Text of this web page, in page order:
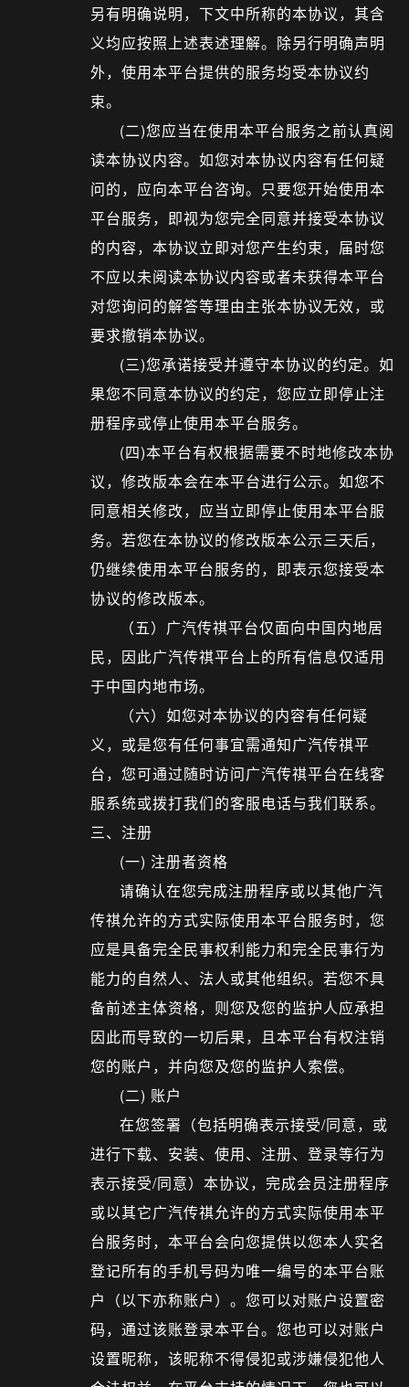
另有明确说明，下文中所称的本协议，其含
义均应按照上述表述理解。除另行明确声明
外，使用本平台提供的服务均受本协议约
束。
(二)您应当在使用本平台服务之前认真阅
读本协议内容。如您对本协议内容有任何疑
问的，应向本平台咨询。只要您开始使用本
平台服务，即视为您完全同意并接受本协议
的内容，本协议立即对您产生约束，届时您
不应以未阅读本协议内容或者未获得本平台
对您询问的解答等理由主张本协议无效，或
要求撤销本协议。
(三)您承诺接受并遵守本协议的约定。如
果您不同意本协议的约定，您应立即停止注
册程序或停止使用本平台服务。
(四)本平台有权根据需要不时地修改本协
议，修改版本会在本平台进行公示。如您不
同意相关修改，应当立即停止使用本平台服
务。若您在本协议的修改版本公示三天后，
仍继续使用本平台服务的，即表示您接受本
协议的修改版本。
（五）广汽传祺平台仅面向中国内地居
民，因此广汽传祺平台上的所有信息仅适用
于中国内地市场。
（六）如您对本协议的内容有任何疑
义，或是您有任何事宜需通知广汽传祺平
台，您可通过随时访问广汽传祺平台在线客
服系统或拨打我们的客服电话与我们联系。
三、注册
(一) 注册者资格
请确认在您完成注册程序或以其他广汽
传祺允许的方式实际使用本平台服务时，您
应是具备完全民事权利能力和完全民事行为
能力的自然人、法人或其他组织。若您不具
备前述主体资格，则您及您的监护人应承担
因此而导致的一切后果，且本平台有权注销
您的账户，并向您及您的监护人索偿。
(二) 账户
在您签署（包括明确表示接受/同意，或
进行下载、安装、使用、注册、登录等行为
表示接受/同意）本协议，完成会员注册程序
或以其它广汽传祺允许的方式实际使用本平
台服务时，本平台会向您提供以您本人实名
登记所有的手机号码为唯一编号的本平台账
户（以下亦称账户）。您可以对账户设置密
码，通过该账登录本平台。您也可以对账户
设置昵称，该昵称不得侵犯或涉嫌侵犯他人